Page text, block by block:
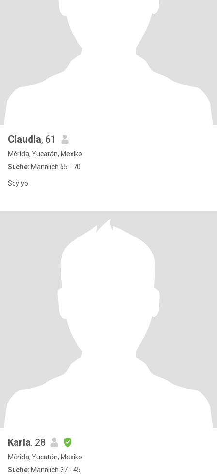
Claudia, 61
Mérida, Yucatán, Mexiko
Suche: Männlich 55 - 70
Soy yo
Karla, 28
Mérida, Yucatán, Mexiko
Suche: Männlich 27 - 45